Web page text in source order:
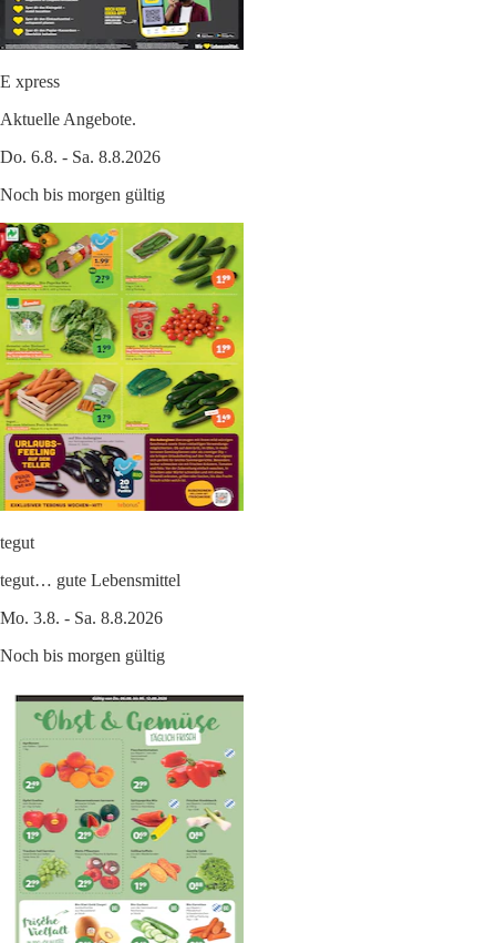
E xpress
Aktuelle Angebote.
Do. 6.8. - Sa. 8.8.2026
Noch bis morgen gültig
tegut
tegut… gute Lebensmittel
Mo. 3.8. - Sa. 8.8.2026
Noch bis morgen gültig